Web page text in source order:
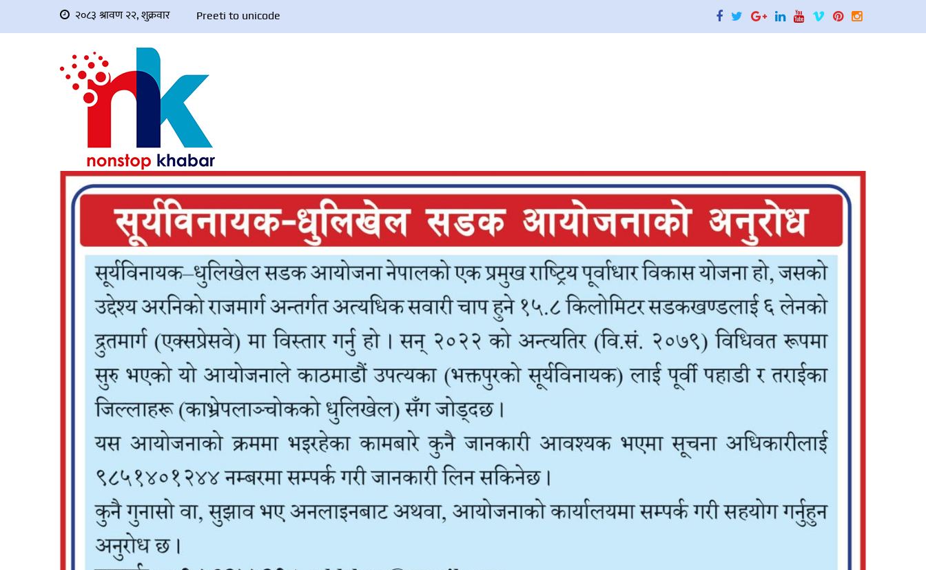
२०८३ श्रावण २२, शुक्रवार Preeti to unicode